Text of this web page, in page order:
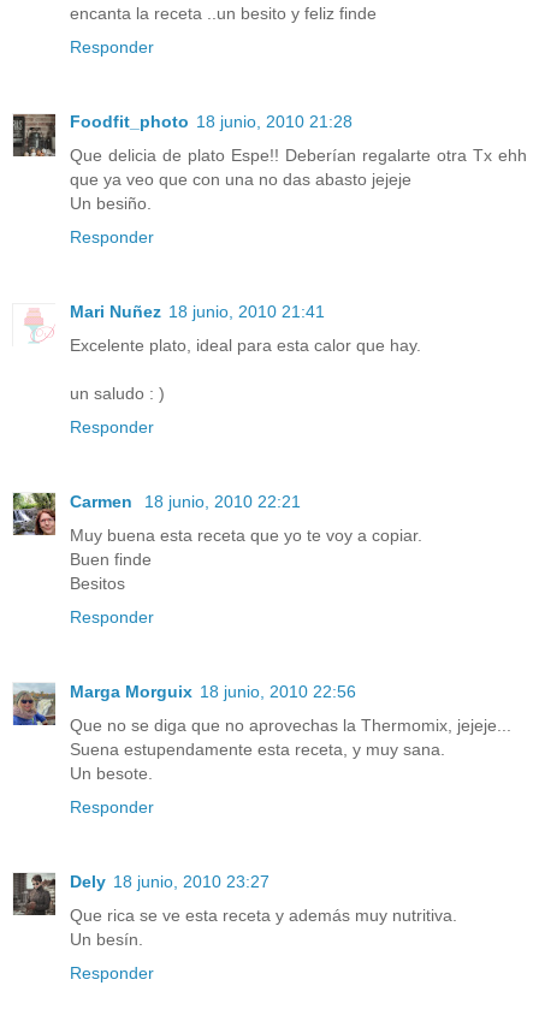
encanta la receta ..un besito y feliz finde
Responder
Foodfit_photo 18 junio, 2010 21:28
Que delicia de plato Espe!! Deberían regalarte otra Tx ehh
que ya veo que con una no das abasto jejeje
Un besiño.
Responder
Mari Nuñez 18 junio, 2010 21:41
Excelente plato, ideal para esta calor que hay.
un saludo : )
Responder
Carmen
18 junio, 2010 22:21
Muy buena esta receta que yo te voy a copiar.
Buen finde
Besitos
Responder
Marga Morguix 18 junio, 2010 22:56
Que no se diga que no aprovechas la Thermomix, jejeje...
Suena estupendamente esta receta, y muy sana.
Un besote.
Responder
Dely 18 junio, 2010 23:27
Que rica se ve esta receta y además muy nutritiva.
Un besín.
Responder